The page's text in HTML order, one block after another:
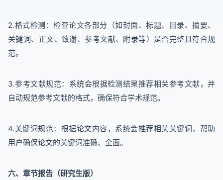
2.格式检测：检查论文各部分（如封面、标题、目录、摘要、
关键词、正文、致谢、参考文献、附录等）是否完整且符合规
范。
3.参考文献规范：系统会根据检测结果推荐相关参考文献，并
自动规范参考文献的格式，确保符合学术规范。
4.关键词规范：根据论文内容，系统会推荐相关关键词，帮助
用户确保论文的关键词准确、全面。
六、章节报告（研究生版）